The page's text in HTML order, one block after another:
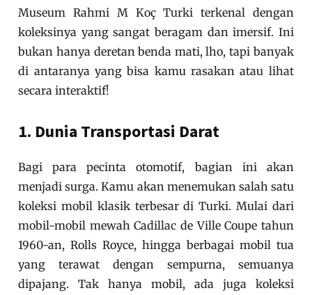
Museum Rahmi M Koç Turki terkenal dengan
koleksinya yang sangat beragam dan imersif. Ini
bukan hanya deretan benda mati, lho, tapi banyak
di antaranya yang bisa kamu rasakan atau lihat
secara interaktif!
1. Dunia Transportasi Darat
Bagi para pecinta otomotif, bagian ini akan
menjadi surga. Kamu akan menemukan salah satu
koleksi mobil klasik terbesar di Turki. Mulai dari
mobil-mobil mewah Cadillac de Ville Coupe tahun
1960-an, Rolls Royce, hingga berbagai mobil tua
yang terawat dengan sempurna, semuanya
dipajang. Tak hanya mobil, ada juga koleksi